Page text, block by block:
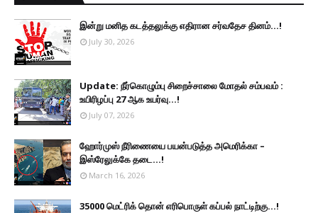
இன்று மனித கடத்தலுக்கு எதிரான சர்வதேச தினம்...!
July 30, 2026
Update: நீர்கொழும்பு சிறைச்சாலை மோதல் சம்பவம் :
உயிரிழப்பு 27 ஆக உயர்வு...!
July 07, 2026
ஹோர்முஸ் நீரிணையை பயன்படுத்த அமெரிக்கா –
இஸ்ரேலுக்கே தடை...!
March 16, 2026
35000 மெட்ரிக் தொன் எரிபொருள் கப்பல் நாட்டிற்கு...!